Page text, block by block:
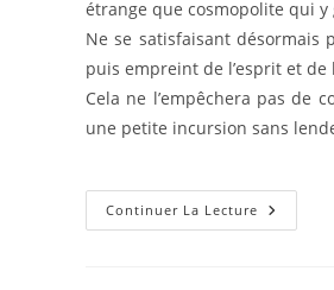
étrange que cosmopolite qui y
Ne se satisfaisant désormais
puis empreint de l’esprit et
Cela ne l’empêchera pas de
une petite incursion sans
Continuer La Lecture Yves
Maris